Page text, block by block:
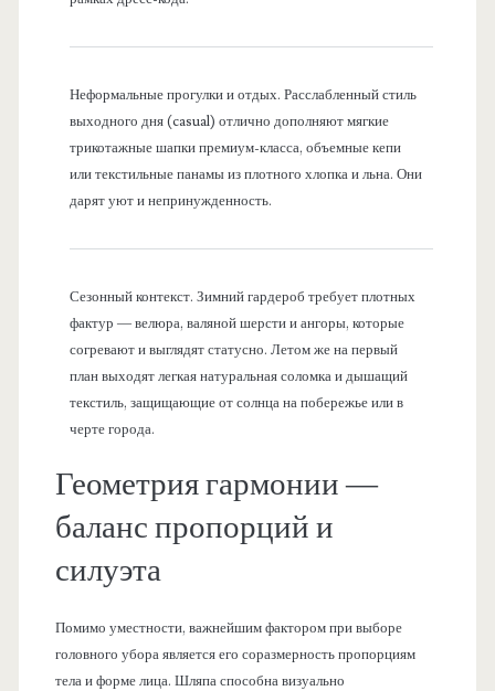
Неформальные прогулки и отдых. Расслабленный стиль
выходного дня (casual) отлично дополняют мягкие
трикотажные шапки премиум-класса, объемные кепи
или текстильные панамы из плотного хлопка и льна. Они
дарят уют и непринужденность.
Сезонный контекст. Зимний гардероб требует плотных
фактур — велюра, валяной шерсти и ангоры, которые
согревают и выглядят статусно. Летом же на первый
план выходят легкая натуральная соломка и дышащий
текстиль, защищающие от солнца на побережье или в
черте города.
Геометрия гармонии —
баланс пропорций и
силуэта
Помимо уместности, важнейшим фактором при выборе
головного убора является его соразмерность пропорциям
тела и форме лица. Шляпа способна визуально